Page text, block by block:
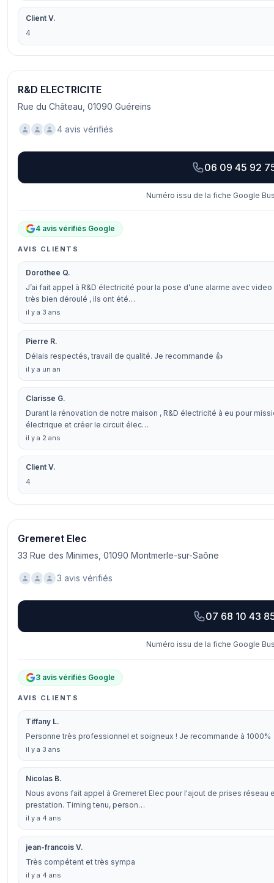
Client V.
4
R&D ELECTRICITE
Rue du Château, 01090 Guéreins
4 avis vérifiés
06 09 45 92
Numéro issu de la fiche Google
4 avis vérifiés Google
AVIS CLIENTS
Dorothee Q.
J’ai fait appel à R&D électricité pour la pose d’une alarme avec
très bien déroulé , ils ont été…
il y a 3 ans
Pierre R.
Délais respectés, travail de qualité. Je recommande 👍
il y a un an
Clarisse G.
Durant la rénovation de notre maison , R&D électricité à eu pour
électrique et créer le circuit élec…
il y a 2 ans
Client V.
4
Gremeret Elec
33 Rue des Minimes, 01090 Montmerle-sur-Saône
3 avis vérifiés
07 68 10 43
Numéro issu de la fiche Google
3 avis vérifiés Google
AVIS CLIENTS
Tiffany L.
Personne très professionnel et soigneux ! Je recommande à 1000%
il y a 3 ans
Nicolas B.
Nous avons fait appel à Gremeret Elec pour l'ajout de prises
prestation. Timing tenu, person…
il y a 4 ans
jean-francois V.
Très compétent et très sympa
il y a 4 ans